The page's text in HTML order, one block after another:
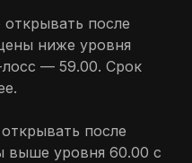
после
ниже уровня
— 59.00. Срок
после
выше уровня 60.00 с